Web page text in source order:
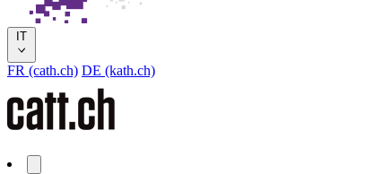
IT
FR (cath.ch) DE (kath.ch)